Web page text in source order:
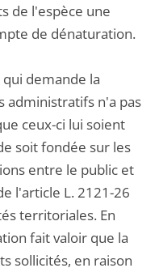
de l'espèce une
de dénaturation.
demande la
administratifs n'a pas
ceux-ci lui soient
soit fondée sur les
entre le public et
l'article L. 2121-26
territoriales. En
fait valoir que la
sollicités, en raison